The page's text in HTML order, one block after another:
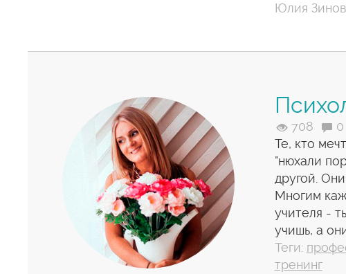
Юлия
708 0
Те, кто
"нюхали
другой.
Многим
учителя -
учишь, а
Теги:
тренинг